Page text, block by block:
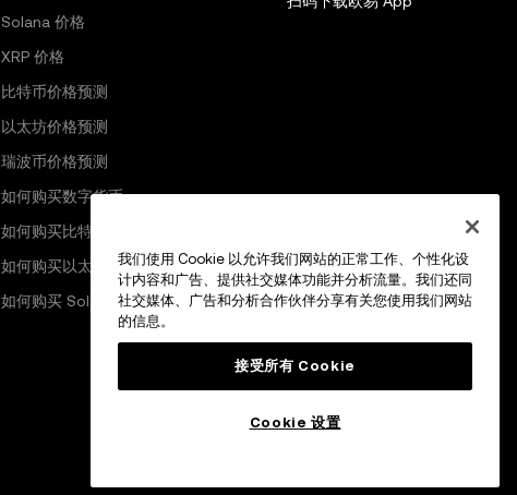
Solana 价格
XRP 价格
比特币价格预测
以太坊价格预测
瑞波币价格预测
如何购买数字货币
如何购买比特币
如何购买以太坊
如何购买 Solana
我们使用 Cookie 以允许我们网站的正常工作、个性化设
计内容和广告、提供社交媒体功能并分析流量。我们还同
社交媒体、广告和分析合作伙伴分享有关您使用我们网站
的信息。
接受所有 Cookie
Cookie 设置